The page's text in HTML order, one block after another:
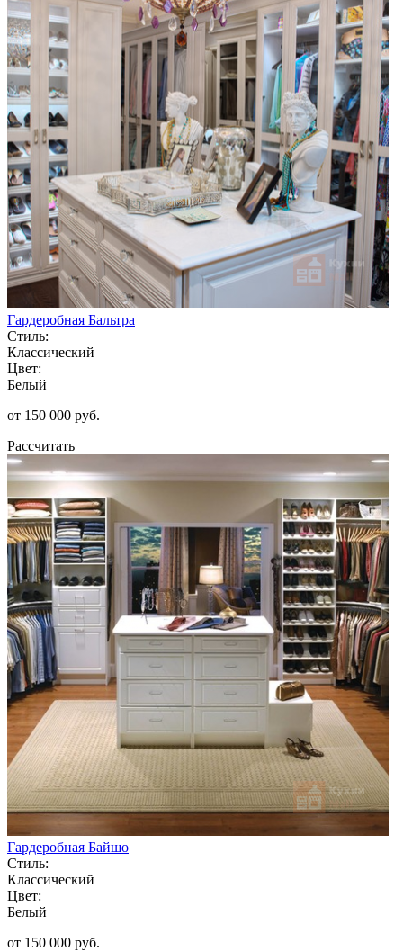
Гардеробная Бальтра
Стиль:
Классический
Цвет:
Белый
от 150 000 руб.
Рассчитать
Гардеробная Байшо
Стиль:
Классический
Цвет:
Белый
от 150 000 руб.